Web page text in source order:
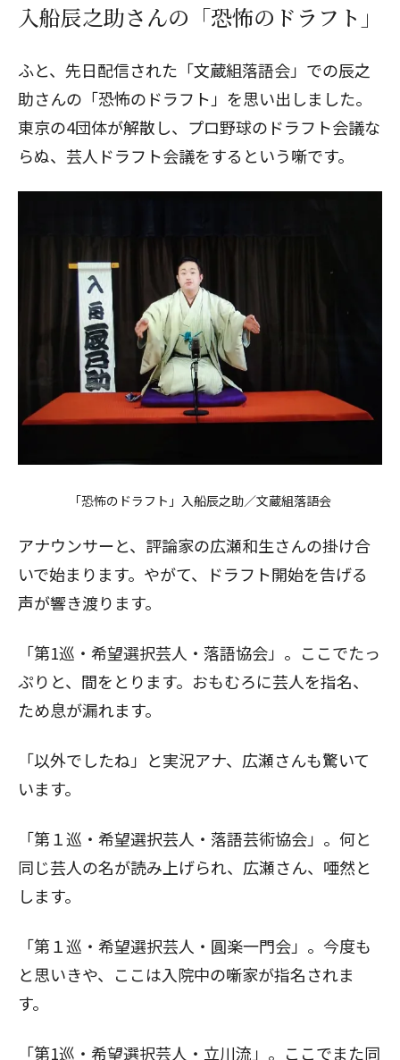
入船辰之助さんの「恐怖のドラフト」
ふと、先日配信された「文蔵組落語会」での辰之
助さんの「恐怖のドラフト」を思い出しました。
東京の4団体が解散し、プロ野球のドラフト会議な
らぬ、芸人ドラフト会議をするという噺です。
「恐怖のドラフト」入船辰之助／文蔵組落語会
アナウンサーと、評論家の広瀬和生さんの掛け合
いで始まります。やがて、ドラフト開始を告げる
声が響き渡ります。
「第1巡・希望選択芸人・落語協会」。ここでたっ
ぷりと、間をとります。おもむろに芸人を指名、
ため息が漏れます。
「以外でしたね」と実況アナ、広瀬さんも驚いて
います。
「第１巡・希望選択芸人・落語芸術協会」。何と
同じ芸人の名が読み上げられ、広瀬さん、唖然と
します。
「第１巡・希望選択芸人・圓楽一門会」。今度も
と思いきや、ここは入院中の噺家が指名されま
す。
「第1巡・希望選択芸人・立川流」。ここでまた同